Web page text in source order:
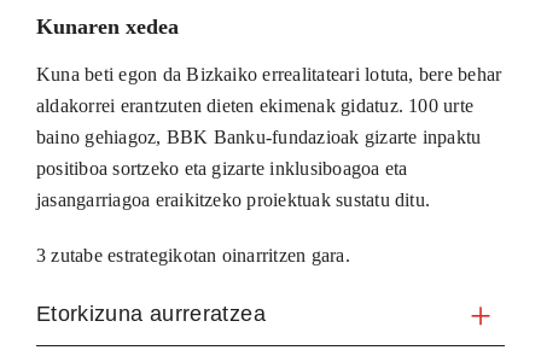
Kunaren xedea
Kuna beti egon da Bizkaiko errealitateari lotuta, bere behar
aldakorrei erantzuten dieten ekimenak gidatuz. 100 urte
baino gehiagoz, BBK Banku-fundazioak gizarte inpaktu
positiboa sortzeko eta gizarte inklusiboagoa eta
jasangarriagoa eraikitzeko proiektuak sustatu ditu.
3 zutabe estrategikotan oinarritzen gara.
Etorkizuna aurreratzea